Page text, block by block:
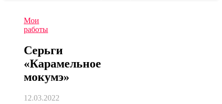
Мои
работы
Серьги
«Карамельное
мокумэ»
12.03.2022